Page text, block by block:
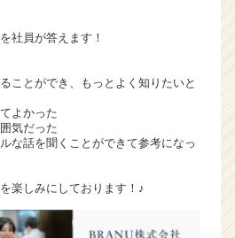
社員が答えます！
ことができ、もっとよく知りたいと
よかった
気だった
な話を聞くことができて参考になっ
楽しみにしております！♪